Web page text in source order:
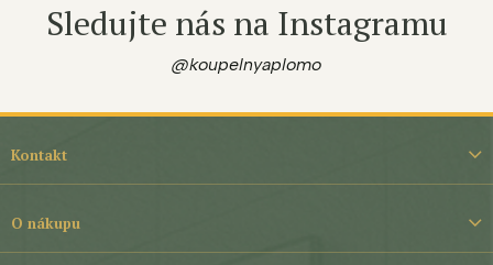
Sledujte nás na Instagramu
@koupelnyaplomo
p
í
Kontakt
O nákupu